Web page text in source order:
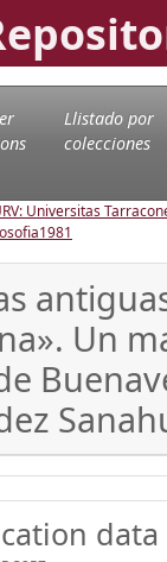
Llistado por
colecciones
Universitas
1981
Un
data